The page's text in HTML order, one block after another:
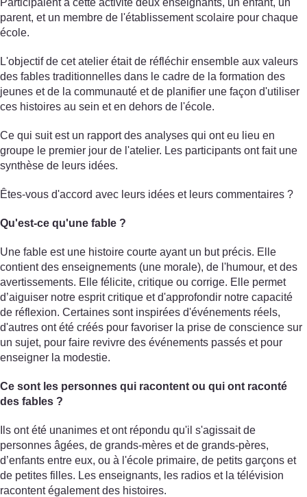
Participaient à cette activité deux enseignants, un enfant, un
parent, et un membre de l'établissement scolaire pour chaque
école.
L'objectif de cet atelier était de réfléchir ensemble aux valeurs
des fables traditionnelles dans le cadre de la formation des
jeunes et de la communauté et de planifier une façon d'utiliser
ces histoires au sein et en dehors de l'école.
Ce qui suit est un rapport des analyses qui ont eu lieu en
groupe le premier jour de l'atelier. Les participants ont fait une
synthèse de leurs idées.
Êtes-vous d'accord avec leurs idées et leurs commentaires ?
Qu'est-ce qu'une fable ?
Une fable est une histoire courte ayant un but précis. Elle
contient des enseignements (une morale), de l'humour, et des
avertissements. Elle félicite, critique ou corrige. Elle permet
d’aiguiser notre esprit critique et d'approfondir notre capacité
de réflexion. Certaines sont inspirées d'événements réels,
d'autres ont été créés pour favoriser la prise de conscience sur
un sujet, pour faire revivre des événements passés et pour
enseigner la modestie.
Ce sont les personnes qui racontent ou qui ont raconté
des fables ?
Ils ont été unanimes et ont répondu qu'il s'agissait de
personnes âgées, de grands-mères et de grands-pères,
d’enfants entre eux, ou à l'école primaire, de petits garçons et
de petites filles. Les enseignants, les radios et la télévision
racontent également des histoires.